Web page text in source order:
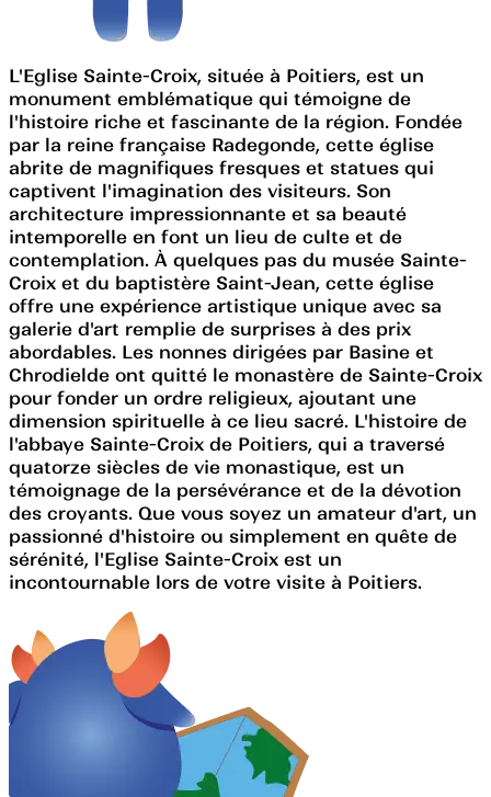
L'Eglise Sainte-Croix, située à Poitiers, est un
monument emblématique qui témoigne de
l'histoire riche et fascinante de la région. Fondée
par la reine française Radegonde, cette église
abrite de magnifiques fresques et statues qui
captivent l'imagination des visiteurs. Son
architecture impressionnante et sa beauté
intemporelle en font un lieu de culte et de
contemplation. À quelques pas du musée Sainte-
Croix et du baptistère Saint-Jean, cette église
offre une expérience artistique unique avec sa
galerie d'art remplie de surprises à des prix
abordables. Les nonnes dirigées par Basine et
Chrodielde ont quitté le monastère de Sainte-Croix
pour fonder un ordre religieux, ajoutant une
dimension spirituelle à ce lieu sacré. L'histoire de
l'abbaye Sainte-Croix de Poitiers, qui a traversé
quatorze siècles de vie monastique, est un
témoignage de la persévérance et de la dévotion
des croyants. Que vous soyez un amateur d'art, un
passionné d'histoire ou simplement en quête de
sérénité, l'Eglise Sainte-Croix est un
incontournable lors de votre visite à Poitiers.